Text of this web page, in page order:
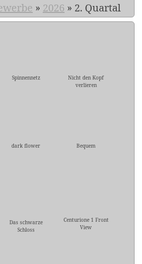
» 2026 » 2. Quartal
Spinnennetz
Nicht den Kopf
verlieren
dark flower Bequem
Das schwarze
Schloss
Centurione 1 Front
View